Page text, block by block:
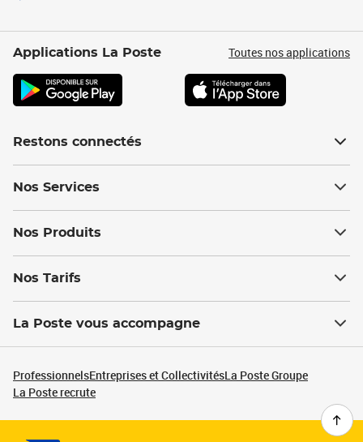
Applications La Poste Toutes nos applications
Restons connectés
Nos Services
Nos Produits
Nos Tarifs
La Poste vous accompagne
ProfessionnelsEntreprises et CollectivitésLa Poste Groupe
La Poste recrute